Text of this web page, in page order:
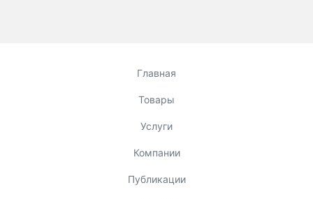
Главная
Товары
Услуги
Компании
Публикации